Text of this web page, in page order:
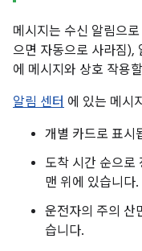
메시지는 수신 알림으
으면 자동으로 사라짐),
에 메시지와 상호 작용
알림 센터 에 있는 메시
개별 카드로 표시
도착 시간 순으로
맨 위에 있습니다.
운전자의 주의 산
습니다.